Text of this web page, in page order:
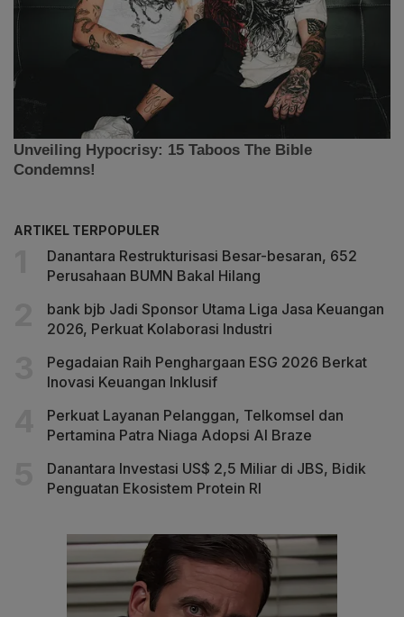
ARTIKEL TERPOPULER
Danantara Restrukturisasi Besar-besaran, 652
Perusahaan BUMN Bakal Hilang
bank bjb Jadi Sponsor Utama Liga Jasa Keuangan
2026, Perkuat Kolaborasi Industri
Pegadaian Raih Penghargaan ESG 2026 Berkat
Inovasi Keuangan Inklusif
Perkuat Layanan Pelanggan, Telkomsel dan
Pertamina Patra Niaga Adopsi AI Braze
Danantara Investasi US$ 2,5 Miliar di JBS, Bidik
Penguatan Ekosistem Protein RI